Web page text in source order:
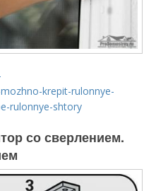
krepit-rulonnye-
rulonnye-shtory
со сверлением.